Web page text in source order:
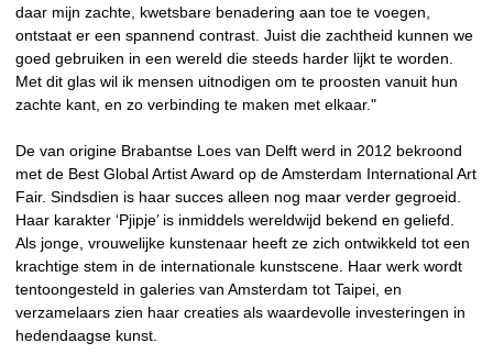
daar mijn zachte, kwetsbare benadering aan toe te voegen,
ontstaat er een spannend contrast. Juist die zachtheid kunnen we
goed gebruiken in een wereld die steeds harder lijkt te worden.
Met dit glas wil ik mensen uitnodigen om te proosten vanuit hun
zachte kant, en zo verbinding te maken met elkaar."
De van origine Brabantse Loes van Delft werd in 2012 bekroond
met de Best Global Artist Award op de Amsterdam International Art
Fair. Sindsdien is haar succes alleen nog maar verder gegroeid.
Haar karakter ‘Pjipje’ is inmiddels wereldwijd bekend en geliefd.
Als jonge, vrouwelijke kunstenaar heeft ze zich ontwikkeld tot een
krachtige stem in de internationale kunstscene. Haar werk wordt
tentoongesteld in galeries van Amsterdam tot Taipei, en
verzamelaars zien haar creaties als waardevolle investeringen in
hedendaagse kunst.